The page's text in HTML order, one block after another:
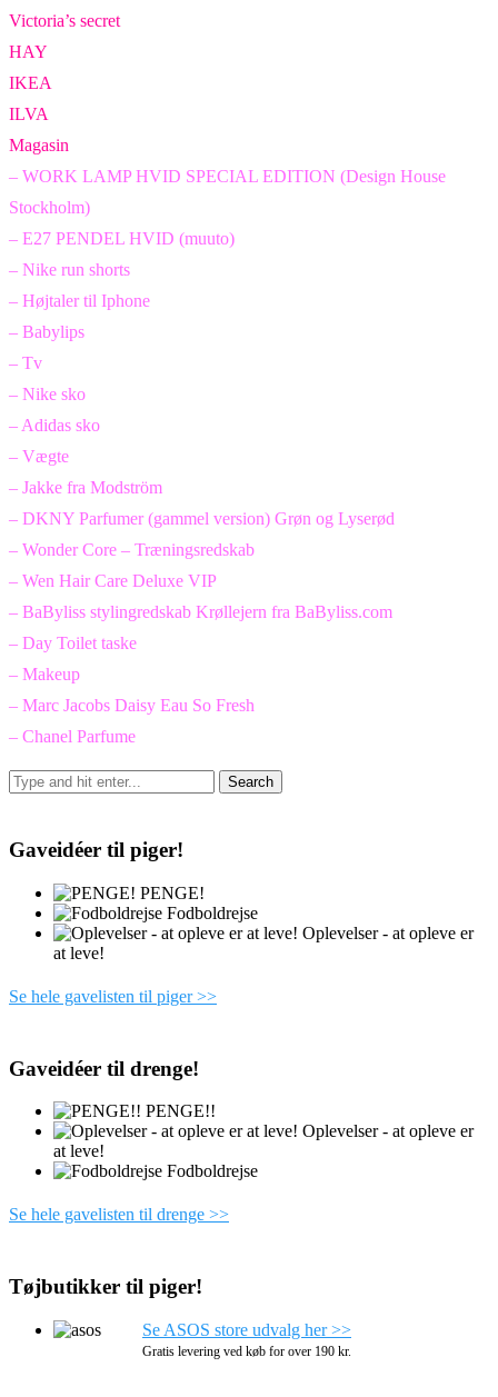
Victoria’s secret
HAY
IKEA
ILVA
Magasin
– WORK LAMP HVID SPECIAL EDITION (Design House
Stockholm)
– E27 PENDEL HVID (muuto)
– Nike run shorts
– Højtaler til Iphone
– Babylips
– Tv
– Nike sko
– Adidas sko
– Vægte
– Jakke fra Modström
– DKNY Parfumer (gammel version) Grøn og Lyserød
– Wonder Core – Træningsredskab
– Wen Hair Care Deluxe VIP
– BaByliss stylingredskab Krøllejern fra BaByliss.com
– Day Toilet taske
– Makeup
– Marc Jacobs Daisy Eau So Fresh
– Chanel Parfume
Gaveidéer til piger!
PENGE!
Fodboldrejse
Oplevelser - at opleve er
at leve!
Se hele gavelisten til piger >>
Gaveidéer til drenge!
PENGE!!
Oplevelser - at opleve er
at leve!
Fodboldrejse
Se hele gavelisten til drenge >>
Tøjbutikker til piger!
Se ASOS store udvalg her >>
Gratis levering ved køb for over 190 kr.